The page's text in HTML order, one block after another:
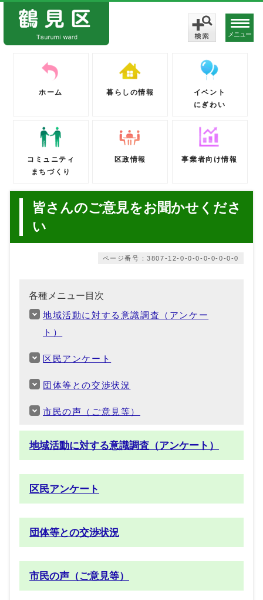
メニュー
ホーム 暮らしの情報
イベント
にぎわい
コミュニティ
まちづくり
区政情報 事業者向け情報
皆さんのご意見をお聞かせくださ
い
ページ番号：3807-12-0-0-0-0-0-0-0-0
各種メニュー目次
地域活動に対する意識調査（アンケー
ト）
区民アンケート
団体等との交渉状況
市民の声（ご意見等）
地域活動に対する意識調査（アンケート）
区民アンケート
団体等との交渉状況
市民の声（ご意見等）